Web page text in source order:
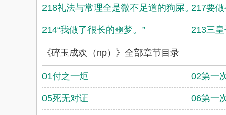
218礼法与常理全是微不足道的狗屎。（兄弟
217要做
214“我做了很长的噩梦。” 213三
《碎玉成欢（np）》全部章节目录
01付之一炬 02第一
05死无对证 06第一